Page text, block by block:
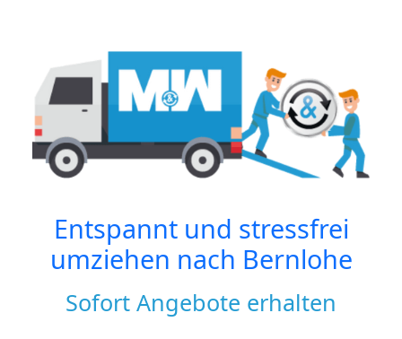
Entspannt und stressfrei
umziehen nach Bernlohe
Sofort Angebote erhalten